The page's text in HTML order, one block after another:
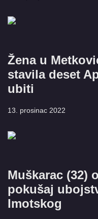
Žena u
stavila deset
ubiti
13. prosinac 2022
Muškarac (32)
pokušaj
Imotskog